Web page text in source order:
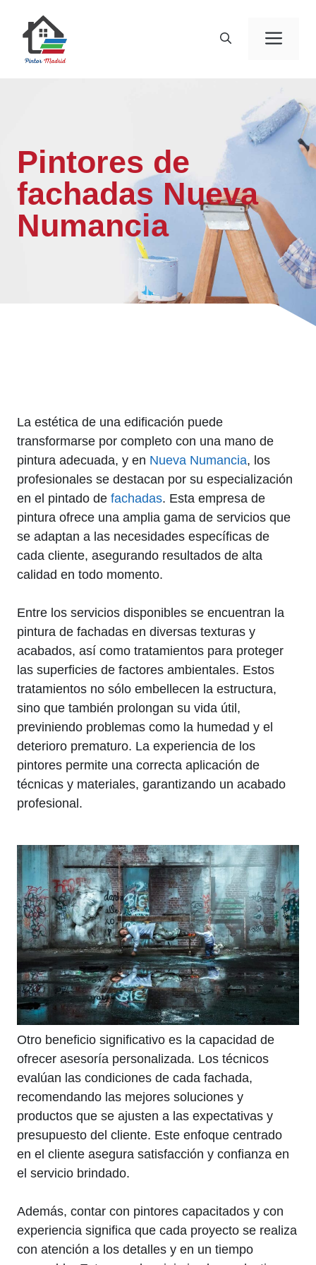
contenido
Pintores de
fachadas Nueva
Numancia
La estética de una edificación puede
transformarse por completo con una mano de
pintura adecuada, y en Nueva Numancia, los
profesionales se destacan por su especialización
en el pintado de fachadas. Esta empresa de
pintura ofrece una amplia gama de servicios que
se adaptan a las necesidades específicas de
cada cliente, asegurando resultados de alta
calidad en todo momento.
Entre los servicios disponibles se encuentran la
pintura de fachadas en diversas texturas y
acabados, así como tratamientos para proteger
las superficies de factores ambientales. Estos
tratamientos no sólo embellecen la estructura,
sino que también prolongan su vida útil,
previniendo problemas como la humedad y el
deterioro prematuro. La experiencia de los
pintores permite una correcta aplicación de
técnicas y materiales, garantizando un acabado
profesional.
Otro beneficio significativo es la capacidad de
ofrecer asesoría personalizada. Los técnicos
evalúan las condiciones de cada fachada,
recomendando las mejores soluciones y
productos que se ajusten a las expectativas y
presupuesto del cliente. Este enfoque centrado
en el cliente asegura satisfacción y confianza en
el servicio brindado.
Además, contar con pintores capacitados y con
experiencia significa que cada proyecto se realiza
con atención a los detalles y en un tiempo